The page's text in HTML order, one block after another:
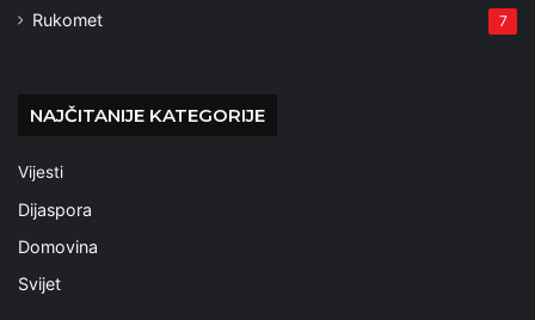
Rukomet 7
NAJČITANIJE KATEGORIJE
Vijesti
Dijaspora
Domovina
Svijet